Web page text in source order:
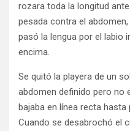
rozara toda la longitud
pesada contra el
pasó la lengua por el labio
encima.
Se quitó la playera de un
abdomen definido pero no
bajaba en línea recta
Cuando se desabrochó el